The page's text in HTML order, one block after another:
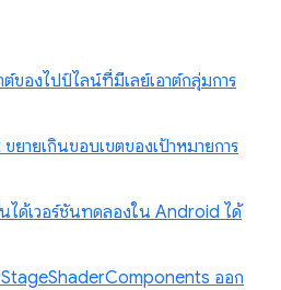
ต์ของไปป์ไลน์ที่มีเลย์เอาต์กลุ่มการ
ายเกินขอบเขตของเป้าหมายการ
นได้เวอร์ชันทดลองใน Android ได้
ออก